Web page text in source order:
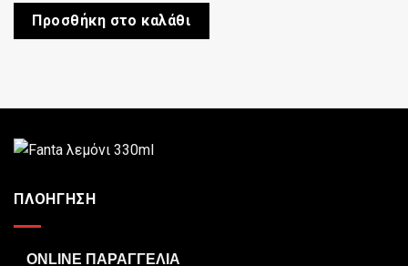
Προσθήκη στο καλάθι
ΠΛΟΗΓΗΣΗ
ONLINE ΠΑΡΑΓΓΕΛΙΑ